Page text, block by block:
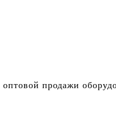
продажи